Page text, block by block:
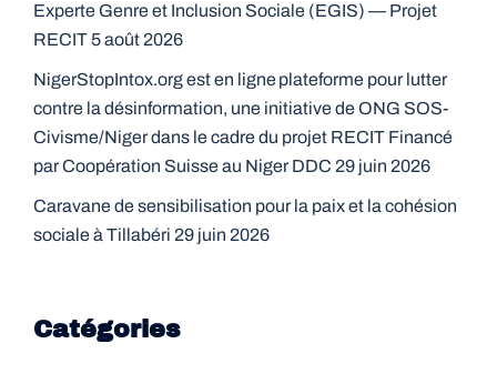
Experte Genre et Inclusion Sociale (EGIS) — Projet
RECIT 5 août 2026
NigerStopIntox.org est en ligne plateforme pour lutter
contre la désinformation, une initiative de ONG SOS-
Civisme/Niger dans le cadre du projet RECIT Financé
par Coopération Suisse au Niger DDC 29 juin 2026
Caravane de sensibilisation pour la paix et la cohésion
sociale à Tillabéri 29 juin 2026
Catégories